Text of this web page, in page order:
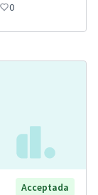
0
Acceptada